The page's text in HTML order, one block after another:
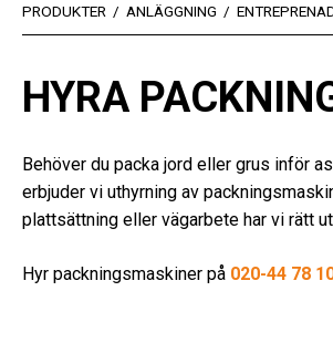
PRODUKTER / ANLÄGGNING /
HYRA
Behöver du packa jord eller grus inför
erbjuder vi uthyrning av
plattsättning eller vägarbete har vi rätt
Hyr packningsmaskiner på 020-44 78